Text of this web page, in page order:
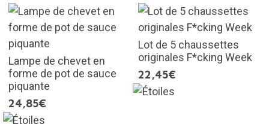
Lampe de chevet en
forme de pot de sauce
piquante
24,85€
Lot de 5 chaussettes
originales F*cking Week
22,45€